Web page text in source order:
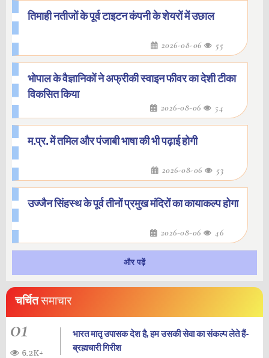
तिमाही नतीजों के पूर्व टाइटन कंपनी के शेयरों में उछाल
2026-08-06 55
भोपाल के वैज्ञानिकों ने अफ्रीकी स्वाइन फीवर का देशी टीका
विकसित किया
2026-08-06 54
म.प्र. में तमिल और पंजाबी भाषा की भी पढ़ाई होगी
2026-08-06 53
उज्जैन सिंहस्थ के पूर्व तीनों प्रमुख मंदिरों का कायाकल्प होगा
2026-08-06 46
और पढ़ें
चर्चितसमाचार
01
भारत मातृ उपासक देश है, हम उसकी सेवा का संकल्प लेते हैं-
ब्रह्मचारी गिरीश
6.2K+